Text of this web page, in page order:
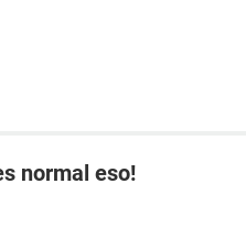
normal eso!